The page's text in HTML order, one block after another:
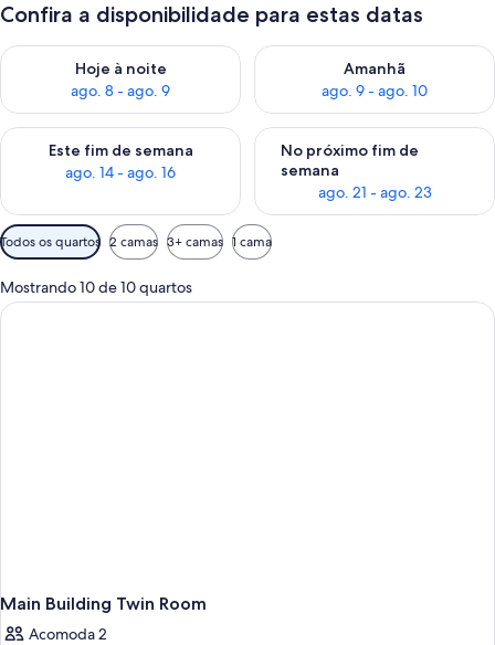
Confira a disponibilidade para estas datas
Hoje à noite
ago. 8 - ago. 9
Verifica a disponibilidade para esta noite, ago. 8 - ago. 9
Amanhã
ago. 9 - ago. 10
Verifica a disponibilidade
Este fim de semana
ago. 14 - ago. 16
Verifica a disponibilidade para este fim de semana, ago. 14 -
No próximo fim de
semana
ago. 21 - ago. 23
Verifica a disponibilidade
Filtros
disponíveis
para
os
Todos os quartos 2 camas 3+ camas 1 cama
Mostrando 10 de 10 quartos
Main Building Twin Room
Acomoda 2